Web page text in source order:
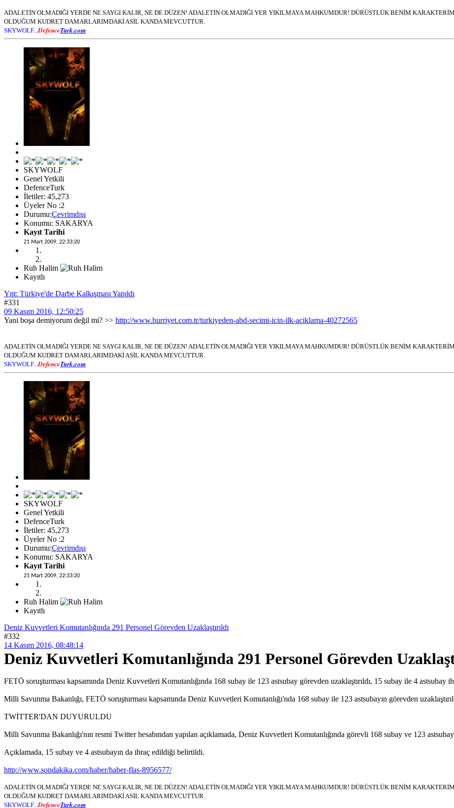
ADALETİN OLMADIĞI YERDE NE SAYGI KALIR, NE DE DÜZEN! ADALETİN OLMADIĞI YER YIKILMAYA MAHKUMDUR! DÜRÜSTLÜK BENİM
OLDUĞUM KUDRET DAMARLARIMDAKİ ASİL KANDA MEVCUTTUR.
SKYWOLF... DefenceTurk.com
SKYWOLF
Genel Yetkili
DefenceTurk
İletiler: 45,273
Üyeler No :2
Durumu:Çevrimdışı
Konumu: SAKARYA
Kayıt Tarihi
21 Mart 2009, 22:33:20
Ruh Halim
Kayıtlı
Ynt: Türkiye'de Darbe Kalkışması Yapıldı
#331
09 Kasım 2016, 12:50:25
Yani boşa demiyorum değil mi? >> http://www.hurriyet.com.tr/turkiyeden-abd-secimi-icin-ilk-aciklama-40272565
ADALETİN OLMADIĞI YERDE NE SAYGI KALIR, NE DE DÜZEN! ADALETİN OLMADIĞI YER YIKILMAYA MAHKUMDUR! DÜRÜSTLÜK BENİM
OLDUĞUM KUDRET DAMARLARIMDAKİ ASİL KANDA MEVCUTTUR.
SKYWOLF... DefenceTurk.com
SKYWOLF
Genel Yetkili
DefenceTurk
İletiler: 45,273
Üyeler No :2
Durumu:Çevrimdışı
Konumu: SAKARYA
Kayıt Tarihi
21 Mart 2009, 22:33:20
Ruh Halim
Kayıtlı
Deniz Kuvvetleri Komutanlığında 291 Personel Görevden Uzaklaştırıldı
#332
14 Kasım 2016, 08:48:14
Deniz Kuvvetleri Komutanlığında 291 Personel Görevden
FETÖ soruşturması kapsamında Deniz Kuvvetleri Komutanlığında 168 subay ile 123 astsubay görevden uzaklaştırıldı, 15 subay ile 4 astsubay
Milli Savunma Bakanlığı, FETÖ soruşturması kapsamında Deniz Kuvvetleri Komutanlığı'nda 168 subay ile 123 astsubayın görevden
TWİTTER'DAN DUYURULDU
Milli Savunma Bakanlığı'nın resmi Twitter hesabından yapılan açıklamada, Deniz Kuvvetleri Komutanlığında görevli 168 subay ve 123
Açıklamada, 15 subay ve 4 astsubayın da ihraç edildiği belirtildi.
http://www.sondakika.com/haber/haber-flas-8956577/
ADALETİN OLMADIĞI YERDE NE SAYGI KALIR, NE DE DÜZEN! ADALETİN OLMADIĞI YER YIKILMAYA MAHKUMDUR! DÜRÜSTLÜK BENİM
OLDUĞUM KUDRET DAMARLARIMDAKİ ASİL KANDA MEVCUTTUR.
SKYWOLF... DefenceTurk.com